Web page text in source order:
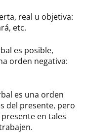
real u objetiva:
etc.
es posible,
orden negativa:
es una orden
del presente, pero
en tales